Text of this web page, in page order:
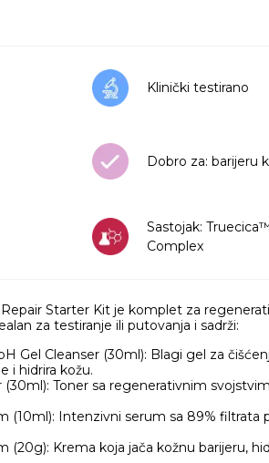
Klinički testirano
Dobro za: barijeru
Sastojak:
Complex
Starter Kit je komplet za
za testiranje ili putovanja i sadrži:
Gel Cleanser (30ml): Blagi gel za
i hidrira kožu.
(30ml): Toner sa regenerativnim
(10ml): Intenzivni serum sa 89% filtrata
(20g): Krema koja jača kožnu barijeru,